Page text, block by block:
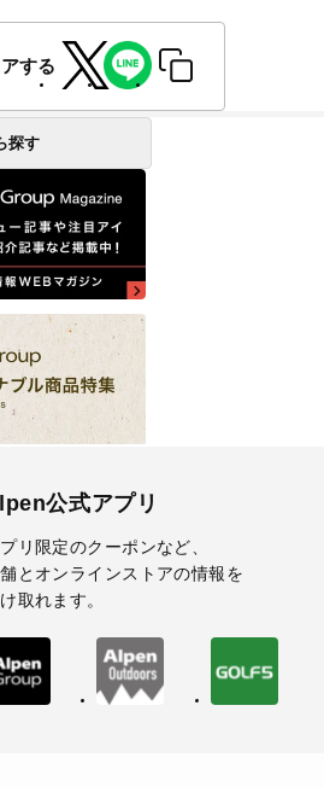
する
探す
公式アプリ
リ限定のクーポンなど、
とオンラインストアの情報を
取れます。